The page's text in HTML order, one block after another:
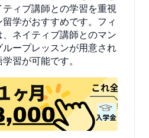
ィブ講師との学習を重視
学がおすすめです。フィ
ネイティブ講師とのマン
ープレッスンが用意され
習が可能です。